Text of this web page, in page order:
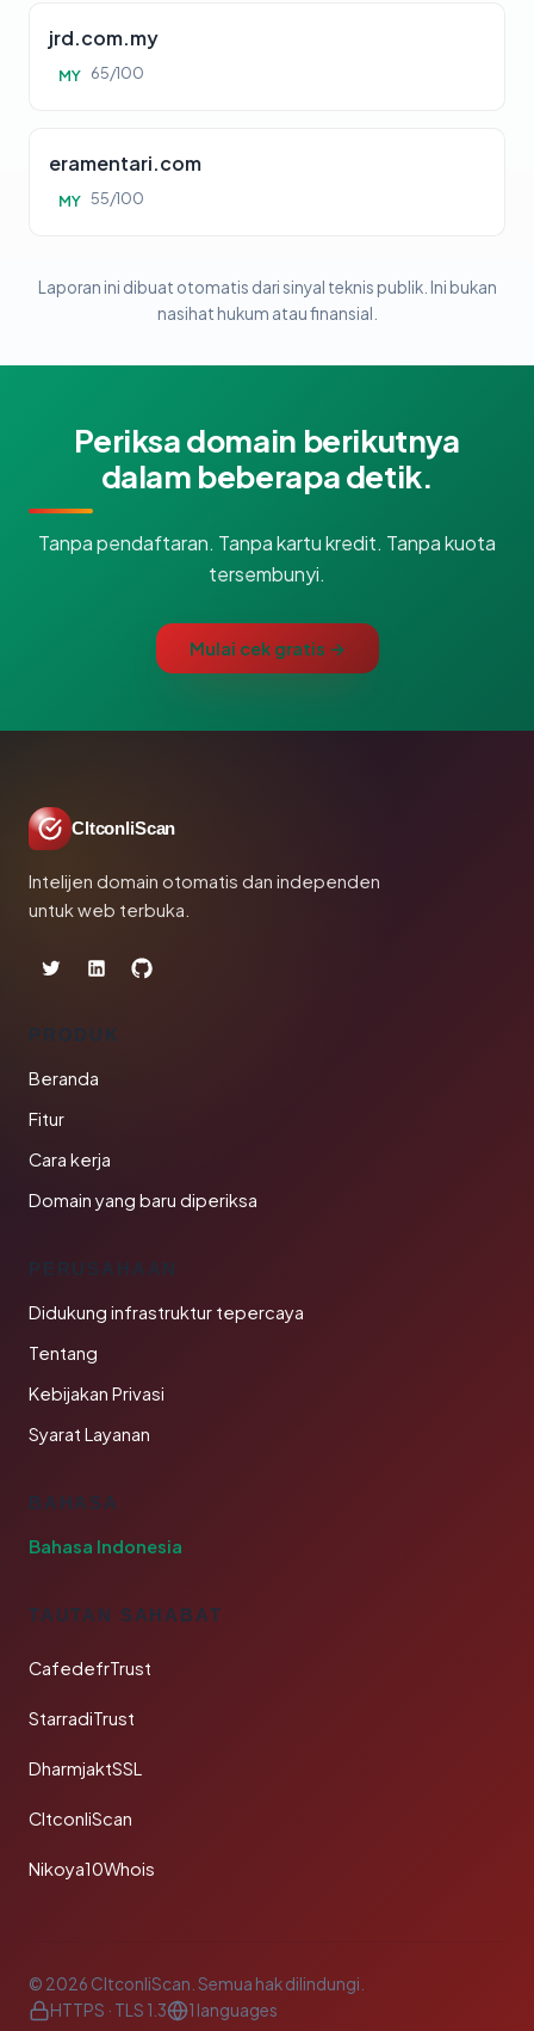
jrd.com.my
MY 65/100
eramentari.com
MY 55/100
Laporan ini dibuat otomatis dari sinyal teknis publik. Ini bukan
nasihat hukum atau finansial.
Periksa domain berikutnya
dalam beberapa detik.
Tanpa pendaftaran. Tanpa kartu kredit. Tanpa kuota
tersembunyi.
Mulai cek gratis →
CltconliScan
Intelijen domain otomatis dan independen
untuk web terbuka.
PRODUK
Beranda
Fitur
Cara kerja
Domain yang baru diperiksa
PERUSAHAAN
Didukung infrastruktur tepercaya
Tentang
Kebijakan Privasi
Syarat Layanan
BAHASA
Bahasa Indonesia
TAUTAN SAHABAT
CafedefrTrust
StarradiTrust
DharmjaktSSL
CltconliScan
Nikoya10Whois
© 2026 CltconliScan. Semua hak dilindungi.
HTTPS · TLS 1.3
1 languages